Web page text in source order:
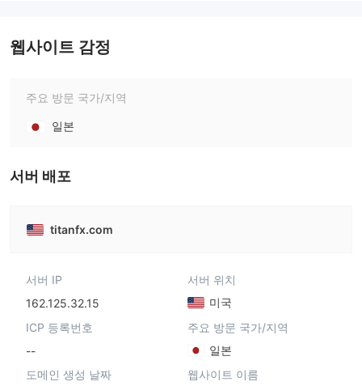
웹사이트 감정
주요 방문 국가/지역
일본
서버 배포
titanfx.com
서버 IP
162.125.32.15
서버 위치
미국
ICP 등록번호
--
주요 방문 국가/지역
일본
도메인 생성 날짜
웹사이트 이름